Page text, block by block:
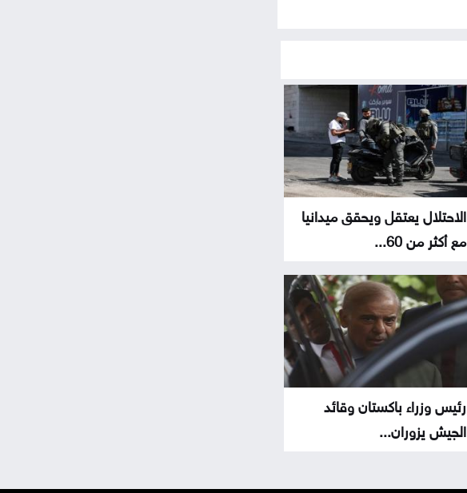
الاحتلال يعتقل ويحقق ميدانيا
مع أكثر من 60...
رئيس وزراء باكستان وقائد
الجيش يزوران...